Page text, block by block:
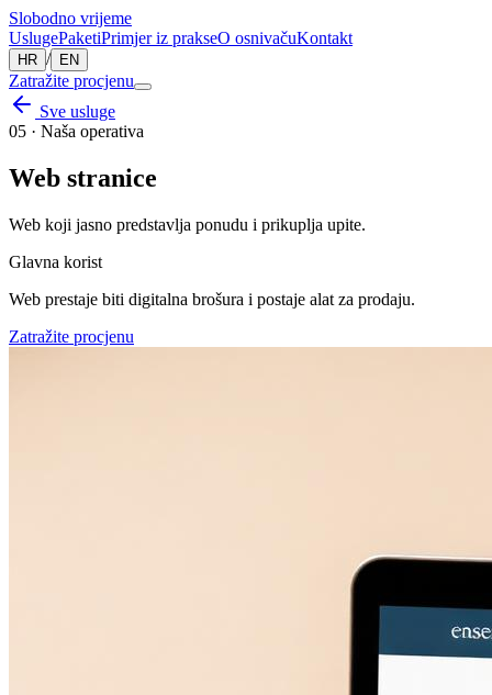
Slobodno vrijeme
UslugePaketiPrimjer iz prakseO osnivačuKontakt
HR / EN
Zatražite procjenu
Sve usluge
05 · Naša operativa
Web stranice
Web koji jasno predstavlja ponudu i prikuplja upite.
Glavna korist
Web prestaje biti digitalna brošura i postaje alat za prodaju.
Zatražite procjenu